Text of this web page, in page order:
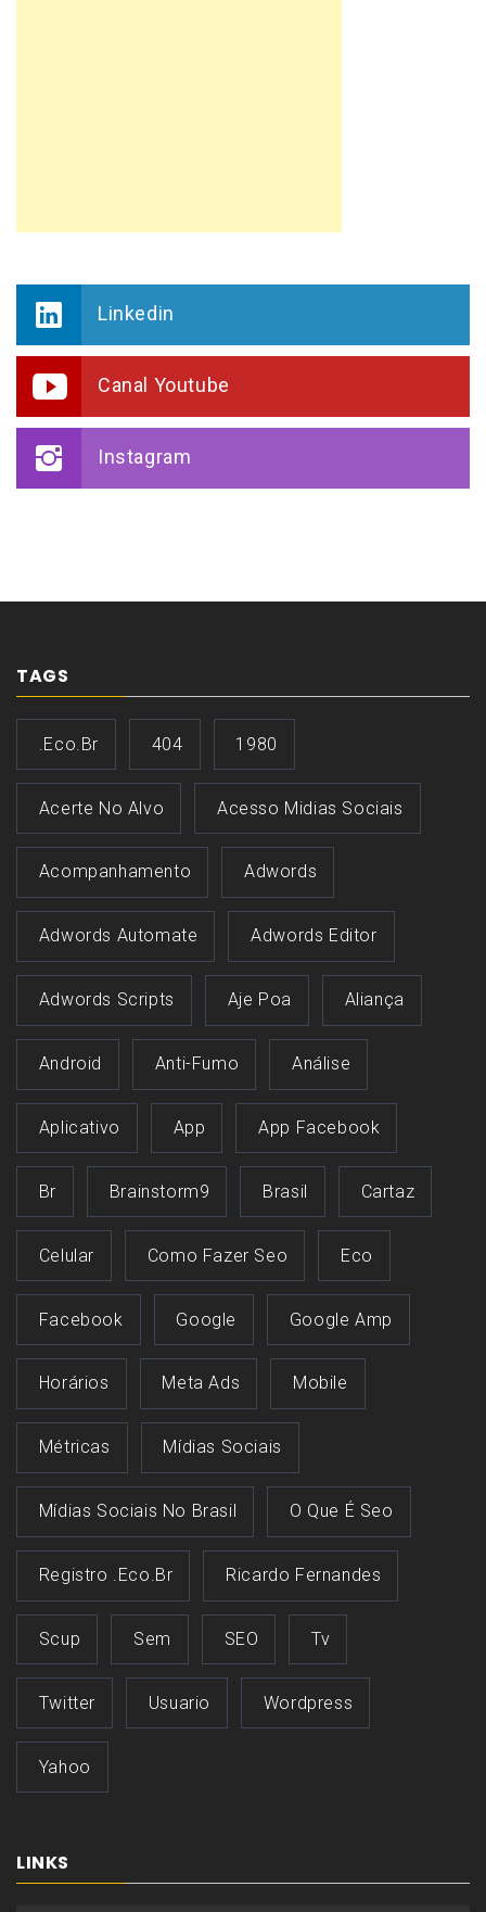
Linkedin
Canal Youtube
Instagram
TAGS
.eco.br 404 1980
Acerte No Alvo Acesso Midias Sociais
Acompanhamento Adwords
Adwords Automate Adwords Editor
Adwords Scripts Aje Poa Aliança
Android Anti-Fumo Análise
Aplicativo App App Facebook
Br Brainstorm9 Brasil Cartaz
Celular Como Fazer Seo Eco
Facebook Google Google Amp
Horários Meta Ads Mobile
Métricas Mídias Sociais
Mídias Sociais No Brasil O Que É Seo
Registro .eco.br Ricardo Fernandes
Scup Sem SEO Tv
Twitter Usuario Wordpress
Yahoo
LINKS